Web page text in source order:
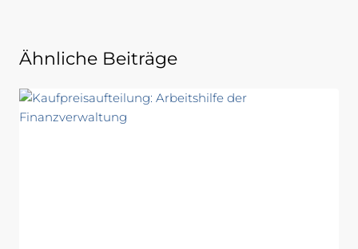
Ähnliche Beiträge